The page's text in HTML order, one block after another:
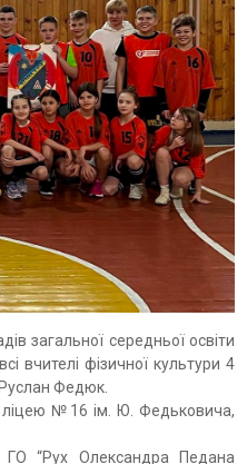
загальної середньої освіти
вчителі фізичної культури 4
Руслан Федюк.
ліцею №16 ім. Ю. Федьковича,
ГО “Рух Олександра Педана